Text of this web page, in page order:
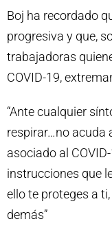
Boj ha recordado
progresiva y que,
trabajadoras
COVID-19,
“Ante cualquier
respirar…no acuda
asociado al
instrucciones que
ello te proteges a
demás”